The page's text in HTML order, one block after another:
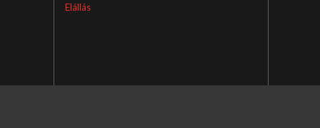
Elállás